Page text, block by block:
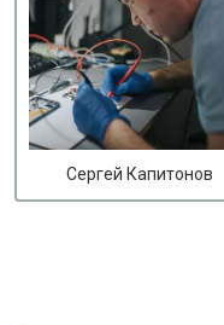
Сергей Капитонов